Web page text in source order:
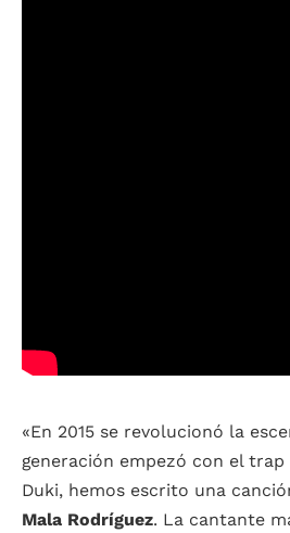
«En 2015 se revolucionó la
generación empezó con el
Duki, hemos escrito una
Mala Rodríguez. La cantante